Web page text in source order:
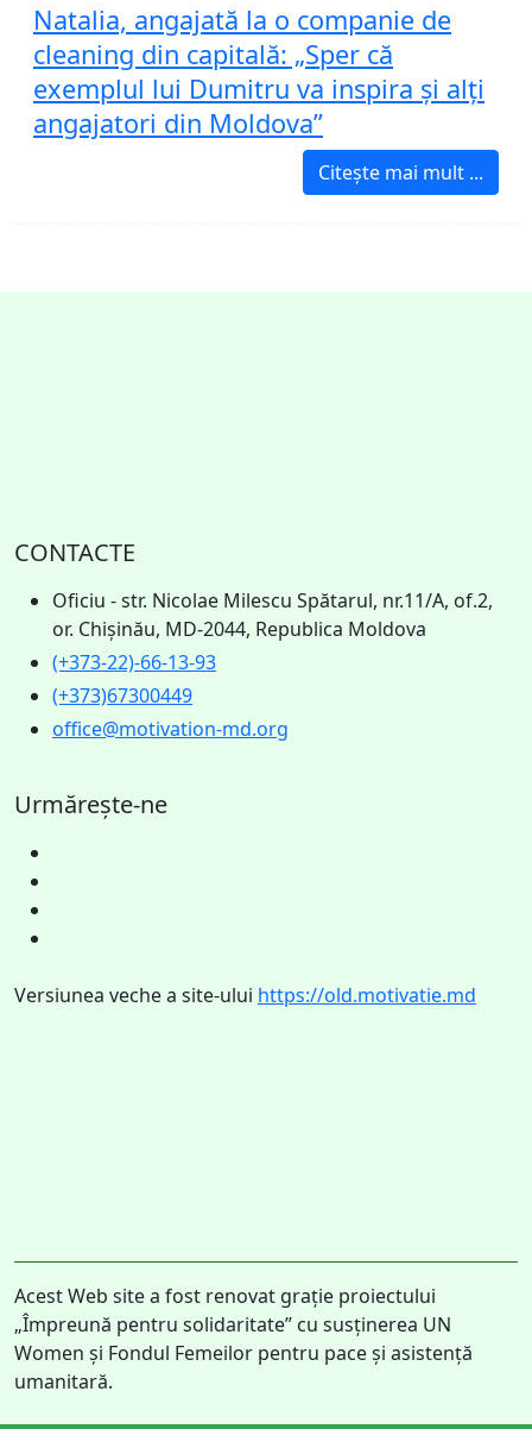
Natalia, angajată la o companie de
cleaning din capitală: „Sper că
exemplul lui Dumitru va inspira și alți
angajatori din Moldova”
Citește mai mult ...
CONTACTE
Oficiu - str. Nicolae Milescu Spătarul, nr.11/A, of.2,
or. Chișinău, MD-2044, Republica Moldova
(+373-22)-66-13-93
(+373)67300449
office@motivation-md.org
Urmărește-ne
Versiunea veche a site-ului https://old.motivatie.md
Acest Web site a fost renovat grație proiectului
„Împreună pentru solidaritate” cu susținerea UN
Women și Fondul Femeilor pentru pace și asistență
umanitară.